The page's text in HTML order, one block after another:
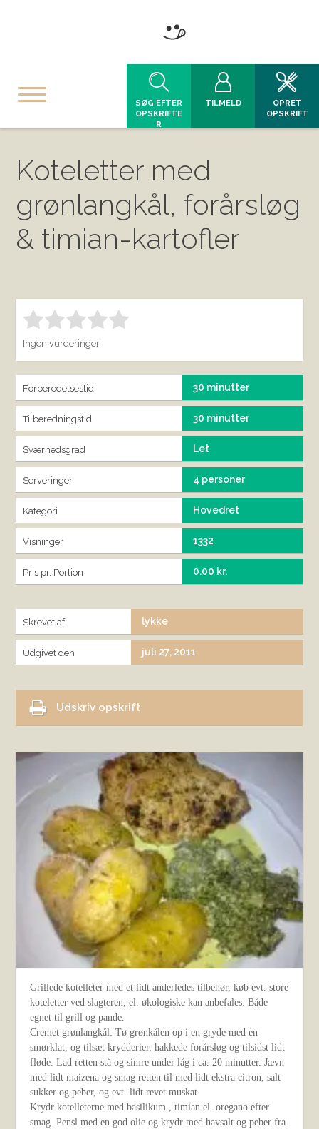
SØG EFTER
OPSKRIFTE
R
TILMELD
OPRET
OPSKRIFT
Koteletter med
grønlangkål, forårsløg
& timian-kartofler
Bedøm denne vare: 1.00
Ingen vurderinger.
Forberedelsestid 30 minutter
Tilberedningstid 30 minutter
Sværhedsgrad Let
Serveringer 4 personer
Kategori Hovedret
Visninger 1332
Pris pr. Portion 0.00 kr.
Skrevet af lykke
Udgivet den juli 27, 2011
Udskriv opskrift
Grillede kotelleter med et lidt anderledes tilbehør, køb evt. store
koteletter ved slagteren, el. økologiske kan anbefales: Både
egnet til grill og pande.
Cremet grønlangkål: Tø grønkålen op i en gryde med en
smørklat, og tilsæt krydderier, hakkede forårsløg og tilsidst lidt
fløde. Lad retten stå og simre under låg i ca. 20 minutter. Jævn
med lidt maizena og smag retten til med lidt ekstra citron, salt
sukker og peber, og evt. lidt revet muskat.
Krydr kotelleterne med basilikum , timian el. oregano efter
smag. Pensl med en god olie og krydr med havsalt og peber fra